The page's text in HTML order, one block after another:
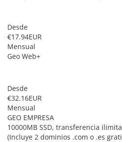
Desde
€17.94EUR
Mensual
Geo Web+
Desde
€32.16EUR
Mensual
GEO EMPRESA
10000MB SSD, transferencia
(Incluye 2 dominios .com o .es